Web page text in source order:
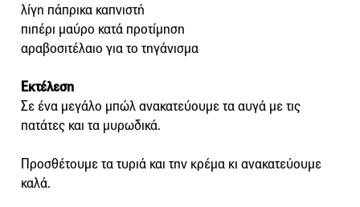
λίγη πάπρικα καπνιστή
πιπέρι μαύρο κατά προτίμηση
αραβοσιτέλαιο για το τηγάνισμα
Εκτέλεση
Σε ένα μεγάλο μπώλ ανακατεύουμε τα αυγά με τις
πατάτες και τα μυρωδικά.
Προσθέτουμε τα τυριά και την κρέμα κι ανακατεύουμε
καλά.